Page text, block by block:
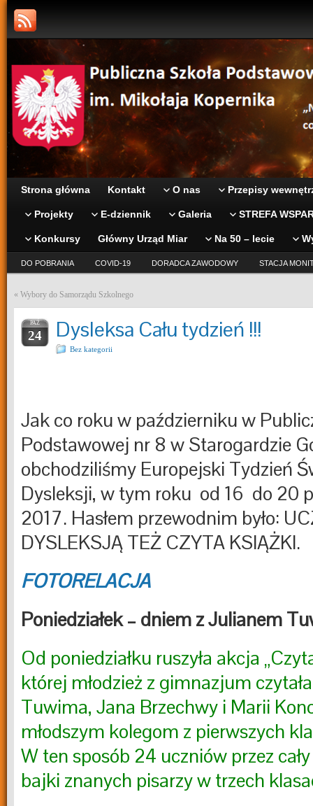
Strona główna Kontakt O nas Przepisy
Projekty E-dziennik Galeria STREFA
Konkursy Główny Urząd Miar Na 50 – lecie
DO POBRANIA COVID-19 DORADCA ZAWODOWY STACJA
« Wybory do Samorządu Szkolnego
PAŹ
24 Dysleksa Cału tydzień !!!
Bez kategorii
Jak co roku w październiku w
Podstawowej nr 8 w Starogardzie
obchodziliśmy Europejski Tydzień
Dysleksji, w tym roku od 16 do 20
2017. Hasłem przewodnim było:
DYSLEKSJĄ TEŻ CZYTA KSIĄŻKI.
FOTORELACJA
Poniedziałek – dniem z Julianem
Od poniedziałku ruszyła akcja
której młodzież z gimnazjum
Tuwima, Jana Brzechwy i Marii
młodszym kolegom z pierwszych
W ten sposób 24 uczniów przez
bajki znanych pisarzy w trzech